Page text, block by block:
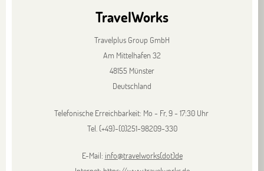
TravelWorks
Travelplus Group GmbH
Am Mittelhafen 32
48155 Münster
Deutschland
Telefonische Erreichbarkeit: Mo - Fr, 9 - 17:30 Uhr
Tel. (+49)-(0)251-98209-330
E-Mail: info@travelworks(dot)de